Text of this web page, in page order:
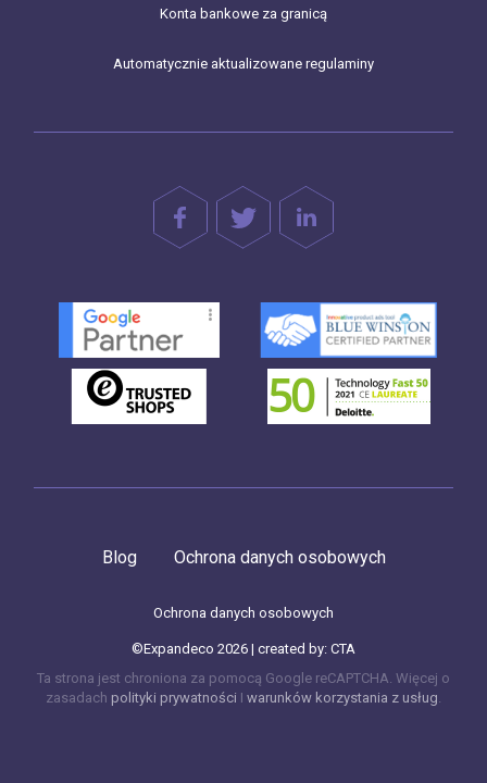
Konta bankowe za granicą
Automatycznie aktualizowane regulaminy
Blog Ochrona danych osobowych
Ochrona danych osobowych
©Expandeco 2026 | created by: CTA
Ta strona jest chroniona za pomocą Google reCAPTCHA. Więcej o
zasadach polityki prywatności I warunków korzystania z usług.